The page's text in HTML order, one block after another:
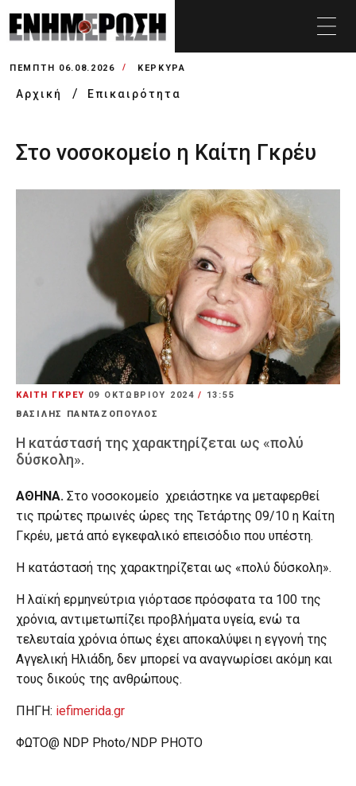
ΠΈΜΠΤΗ 06.08.2026 ΚΕΡΚΥΡΑ
Αρχική Επικαιρότητα
Στο νοσοκομείο η Καίτη Γκρέυ
ΚΑΙΤΗ ΓΚΡΕΥ 09 ΟΚΤΩΒΡΊΟΥ 2024/ 13:55
ΒΑΣΙΛΗΣ ΠΑΝΤΑΖΟΠΟΥΛΟΣ
Η κατάστασή της χαρακτηρίζεται ως «πολύ
δύσκολη».
ΑΘΗΝΑ. Στο νοσοκομείο χρειάστηκε να μεταφερθεί
τις πρώτες πρωινές ώρες της Τετάρτης 09/10 η Καίτη
Γκρέυ, μετά από εγκεφαλικό επεισόδιο που υπέστη.
Η κατάστασή της χαρακτηρίζεται ως «πολύ δύσκολη».
Η λαϊκή ερμηνεύτρια γιόρτασε πρόσφατα τα 100 της
χρόνια, αντιμετωπίζει προβλήματα υγεία, ενώ τα
τελευταία χρόνια όπως έχει αποκαλύψει η εγγονή της
Αγγελική Ηλιάδη, δεν μπορεί να αναγνωρίσει ακόμη και
τους δικούς της ανθρώπους.
ΠΗΓΗ: iefimerida.gr
ΦΩΤΟ@ NDP Photo/NDP PHOTO